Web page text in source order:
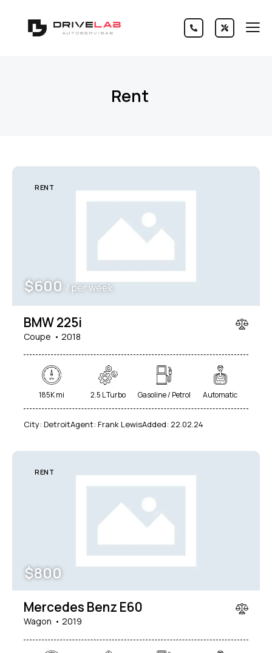
Rent
RENT
$600 / per week
BMW 225i
Coupe 2018
185K mi 2.5 L Turbo Gasoline / Petrol Automatic
City: DetroitAgent: Frank LewisAdded: 22.02.24
RENT
$800
Mercedes Benz E60
Wagon 2019